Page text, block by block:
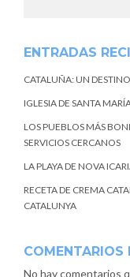
ENTRADAS
CATALUÑA: UN
IGLESIA DE SANTA
LOS PUEBLOS MÁS
SERVICIOS CERCANOS
LA PLAYA DE NOVA
RECETA DE CREMA
CATALUNYA
COMENTARIOS
No hay comentarios